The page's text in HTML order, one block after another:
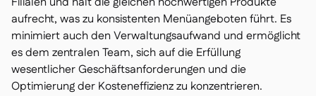
aufrecht, was zu konsistenten Menüangeboten führt. Es
minimiert auch den Verwaltungsaufwand und ermöglicht
es dem zentralen Team, sich auf die Erfüllung
wesentlicher Geschäftsanforderungen und die
Optimierung der Kosteneffizienz zu konzentrieren.